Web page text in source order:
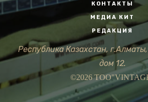
КОНТАКТЫ
МЕДИА КИТ
РЕДАКЦИЯ
Республика Казахстан,
дом 12.
©2026